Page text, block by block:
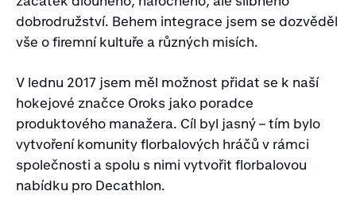
dobrodružství. Behem integrace jsem se dozvěděl
vše o firemní kultuře a různých misích.
V lednu 2017 jsem měl možnost přidat se k naší
hokejové značce Oroks jako poradce
produktového manažera. Cíl byl jasný –⁠ tím bylo
vytvoření komunity florbalových hráčů v rámci
společnosti a spolu s nimi vytvořit florbalovou
nabídku pro Decathlon.